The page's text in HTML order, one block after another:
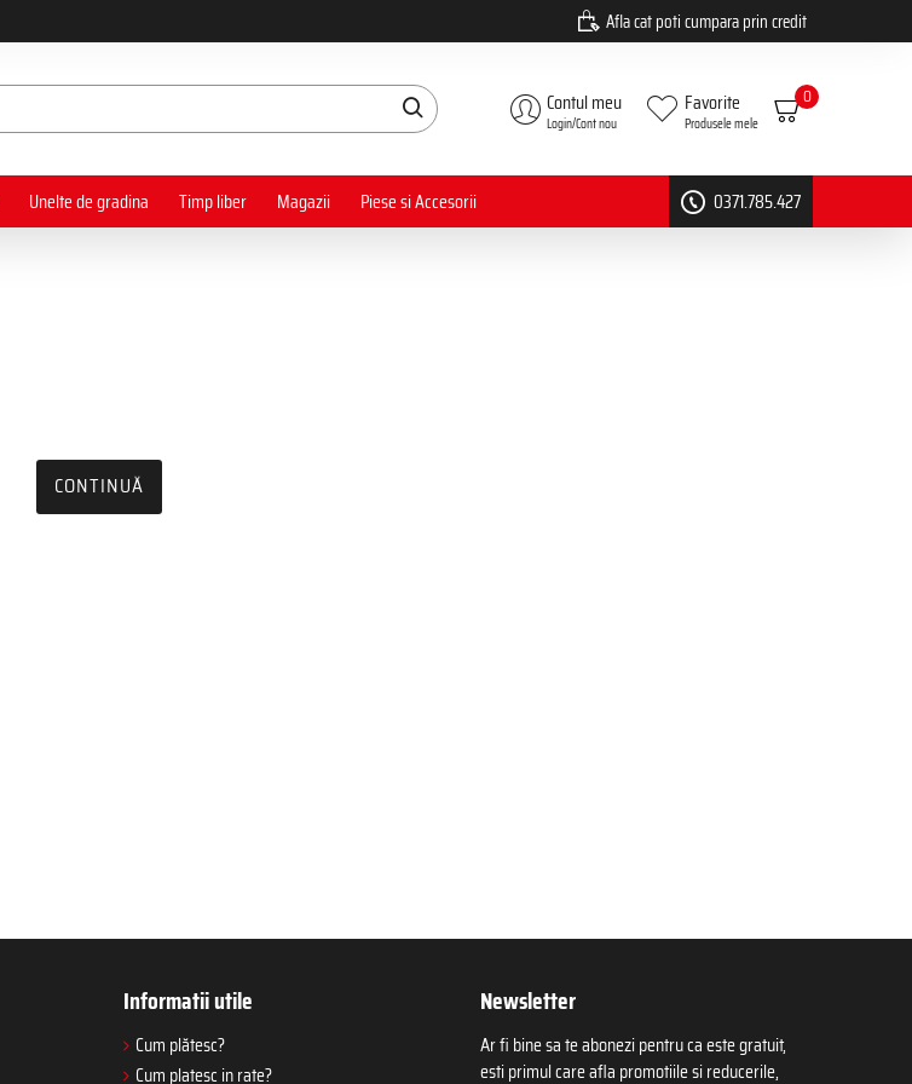
Afla cat poti cumpara prin credit
Contul meu
Login/Cont nou
Favorite
Produsele mele
0
Unelte de gradina Timp liber Magazii Piese si Accesorii 0371.785.427
CONTINUĂ
Informatii utile
Cum plătesc?
Cum platesc in rate?
Newsletter
Ar fi bine sa te abonezi pentru ca este gratuit,
esti primul care afla promotiile si reducerile,